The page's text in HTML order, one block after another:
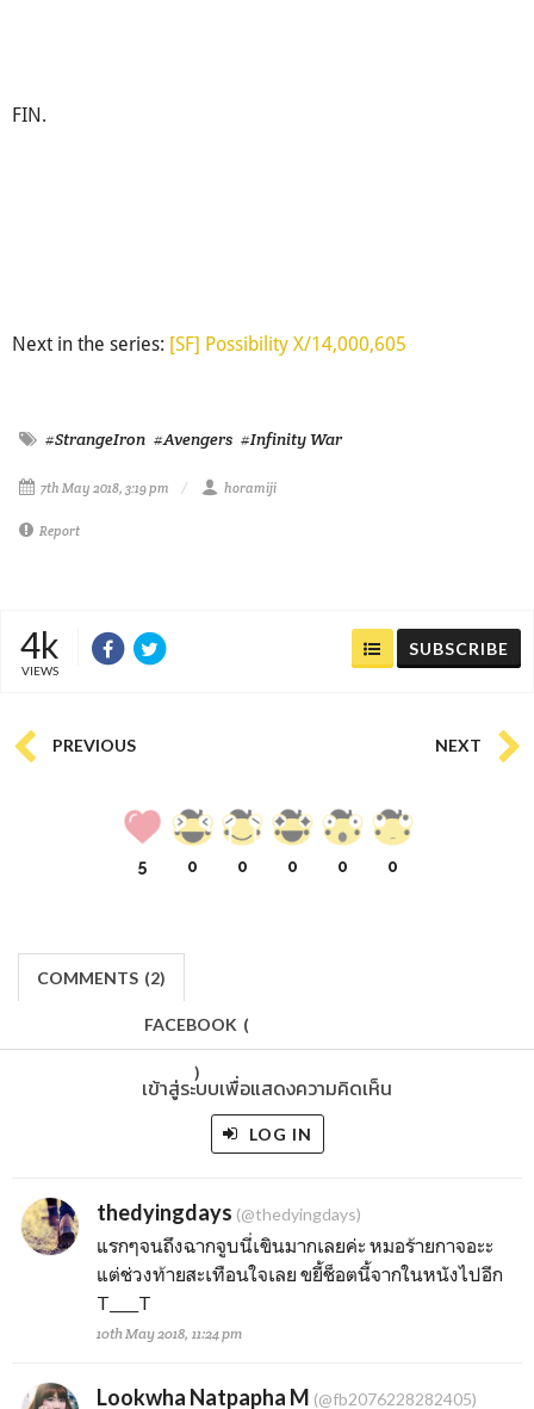
FIN.
Next in the series: [SF] Possibility X/14,000,605
#StrangeIron #Avengers #Infinity War
7th May 2018, 3:19 pm horamiji
Report
4k
VIEWS
SUBSCRIBE
PREVIOUS NEXT
5 0 0 0 0 0
COMMENTS (2)
FACEBOOK (
)
เข้าสู่ระบบเพื่อแสดงความคิดเห็น
LOG IN
thedyingdays (@thedyingdays)
แรกๆจนถึงฉากจูบนี่เขินมากเลยค่ะ หมอร้ายกาจอะะ
แต่ช่วงท้ายสะเทือนใจเลย ขยี้ช็อตนี้จากในหนังไปอีก
T____T
10th May 2018, 11:24 pm
Lookwha Natpapha M (@fb2076228282405)